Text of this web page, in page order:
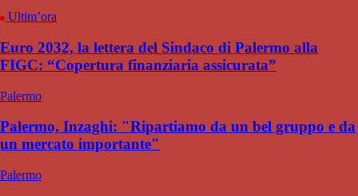
Ultim’ora
Euro 2032, la lettera del Sindaco di Palermo alla
FIGC: “Copertura finanziaria assicurata”
Palermo
Palermo, Inzaghi: "Ripartiamo da un bel gruppo e da
un mercato importante"
Palermo